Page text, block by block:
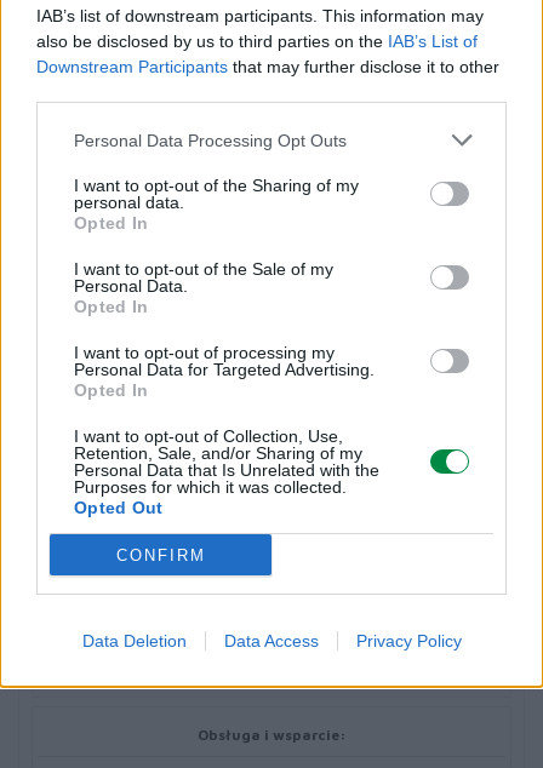
IAB’s list of downstream participants. This information may
also be disclosed by us to third parties on the IAB’s List of
Downstream Participants that may further disclose it to other
Personal Data Processing Opt Outs
I want to opt-out of the Sharing of my
personal data.
Opted In
I want to opt-out of the Sale of my
Personal Data.
Opted In
I want to opt-out of processing my
Personal Data for Targeted Advertising.
Opted In
I want to opt-out of Collection, Use,
Retention, Sale, and/or Sharing of my
Personal Data that Is Unrelated with the
Purposes for which it was collected.
Opted Out
CONFIRM
Data Deletion Data Access Privacy Policy
Typ materiału eksploatacyjnego:
Toner
Czarny
Własności kasety tonera:
Toner Unison
Obsługa i wsparcie: